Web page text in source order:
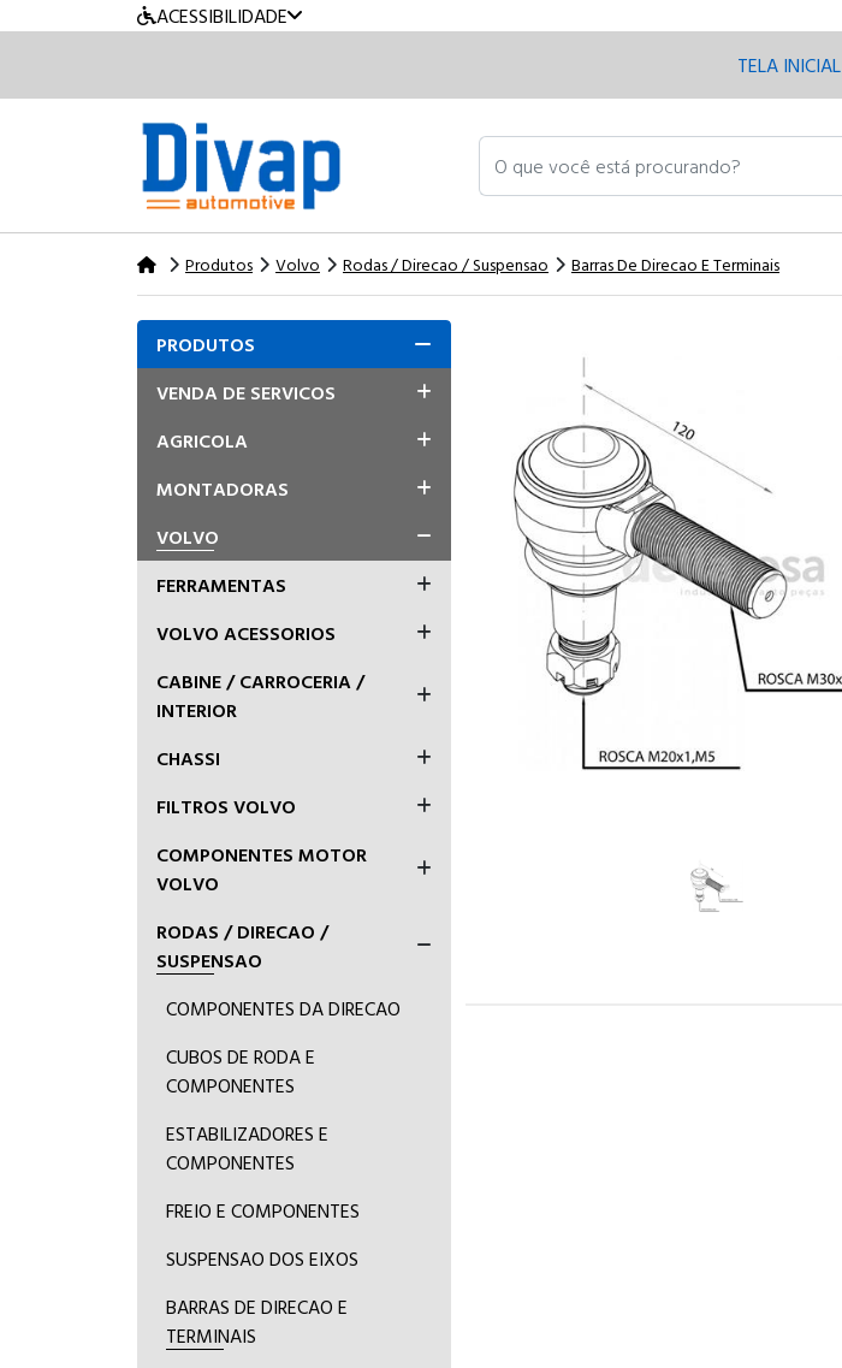
ACESSIBILIDADE
TELA INICIAL
O que você está procurando?
Produtos Volvo Rodas / Direcao / Suspensao Barras De Direcao E Terminais
PRODUTOS
VENDA DE SERVICOS
AGRICOLA
MONTADORAS
VOLVO
FERRAMENTAS
VOLVO ACESSORIOS
CABINE / CARROCERIA /
INTERIOR
CHASSI
FILTROS VOLVO
COMPONENTES MOTOR
VOLVO
RODAS / DIRECAO /
SUSPENSAO
COMPONENTES DA DIRECAO
CUBOS DE RODA E
COMPONENTES
ESTABILIZADORES E
COMPONENTES
FREIO E COMPONENTES
SUSPENSAO DOS EIXOS
BARRAS DE DIRECAO E
TERMINAIS